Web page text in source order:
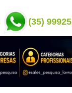
(35)